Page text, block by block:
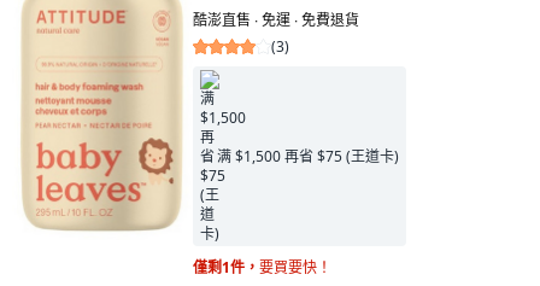
酷澎直售 ∙ 免運 ∙ 免費退貨
(3)
满 $1,500 再省 $75 (王道卡)
僅剩1件， 要買要快！